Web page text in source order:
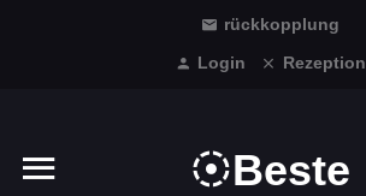
rückkopplung
Login
Rezeption
Beste